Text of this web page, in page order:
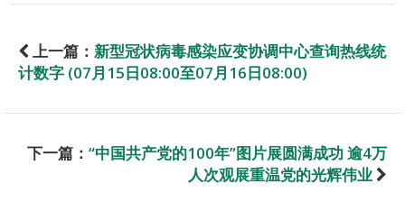
上一篇： 新型冠状病毒感染应变协调中心查询热线统
计数字 (07月15日08:00至07月16日08:00)
下一篇： “中国共产党的100年”图片展圆满成功 逾4万
人次观展重温党的光辉伟业